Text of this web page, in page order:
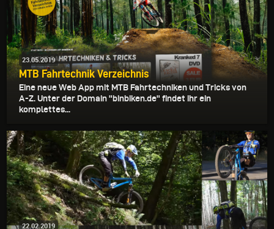
23.05.2019
MTB Fahrtechnik Verzeichnis
Eine neue Web App mit MTB Fahrtechniken und Tricks von
A-Z. Unter der Domain "binbiken.de" findet ihr ein
komplettes...
22.02.2019